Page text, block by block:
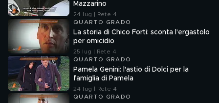
Mazzarino
24 lug | Rete 4
QUARTO GRADO
La storia di Chico Forti: sconta l'ergastolo
per omicidio
25 lug | Rete 4
QUARTO GRADO
Pamela Genini: l'astio di Dolci per la
famiglia di Pamela
24 lug | Rete 4
QUARTO GRADO